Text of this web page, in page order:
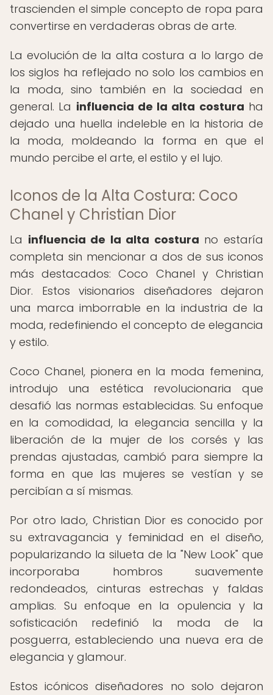
trascienden el simple concepto de ropa para
convertirse en verdaderas obras de arte.
La evolución de la alta costura a lo largo de
los siglos ha reflejado no solo los cambios en
la moda, sino también en la sociedad en
general. La influencia de la alta costura ha
dejado una huella indeleble en la historia de
la moda, moldeando la forma en que el
mundo percibe el arte, el estilo y el lujo.
Iconos de la Alta Costura: Coco
Chanel y Christian Dior
La influencia de la alta costura no estaría
completa sin mencionar a dos de sus iconos
más destacados: Coco Chanel y Christian
Dior. Estos visionarios diseñadores dejaron
una marca imborrable en la industria de la
moda, redefiniendo el concepto de elegancia
y estilo.
Coco Chanel, pionera en la moda femenina,
introdujo una estética revolucionaria que
desafió las normas establecidas. Su enfoque
en la comodidad, la elegancia sencilla y la
liberación de la mujer de los corsés y las
prendas ajustadas, cambió para siempre la
forma en que las mujeres se vestían y se
percibían a sí mismas.
Por otro lado, Christian Dior es conocido por
su extravagancia y feminidad en el diseño,
popularizando la silueta de la "New Look" que
incorporaba hombros suavemente
redondeados, cinturas estrechas y faldas
amplias. Su enfoque en la opulencia y la
sofisticación redefinió la moda de la
posguerra, estableciendo una nueva era de
elegancia y glamour.
Estos icónicos diseñadores no solo dejaron